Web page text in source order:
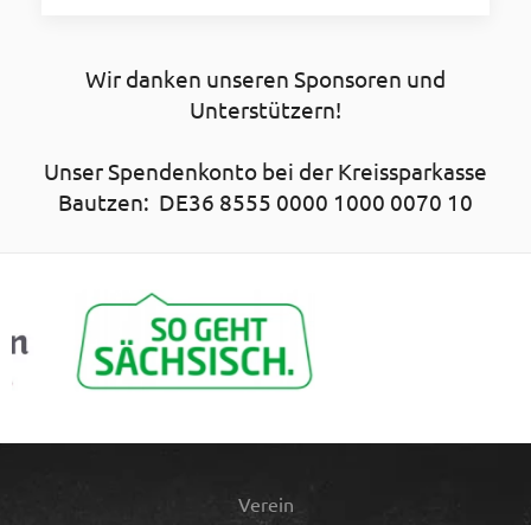
Wir danken unseren Sponsoren und
Unterstützern!
Unser Spendenkonto bei der Kreissparkasse
Bautzen: DE36 8555 0000 1000 0070 10
Verein